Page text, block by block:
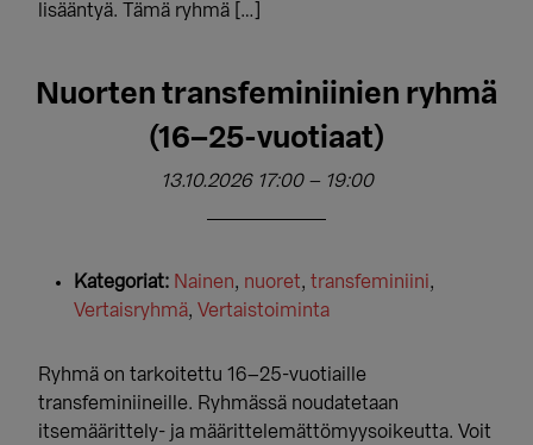
lisääntyä. Tämä ryhmä […]
Nuorten transfeminiinien ryhmä
(16–25-vuotiaat)
13.10.2026 17:00– 19:00
Kategoriat: Nainen, nuoret,transfeminiini,
Vertaisryhmä,Vertaistoiminta
Ryhmä on tarkoitettu 16–25-vuotiaille
transfeminiineille. Ryhmässä noudatetaan
itsemäärittely- ja määrittelemättömyysoikeutta. Voit